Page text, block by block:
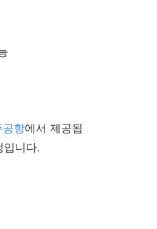
공항에서 제공됩
니다.